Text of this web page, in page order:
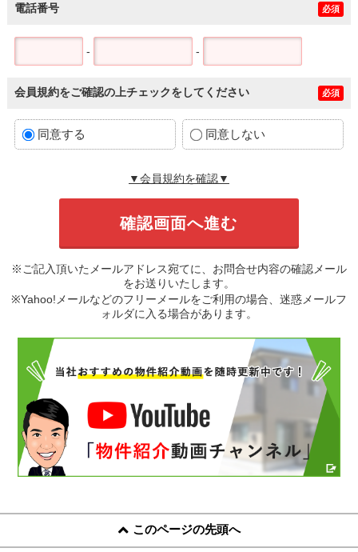
電話番号 必須
- -
会員規約をご確認の上チェックをしてください 必須
同意する 同意しない
▼会員規約を確認▼
※ご記入頂いたメールアドレス宛てに、お問合せ内容の確認メール
をお送りいたします。
※Yahoo!メールなどのフリーメールをご利用の場合、迷惑メールフ
ォルダに入る場合があります。
このページの先頭へ